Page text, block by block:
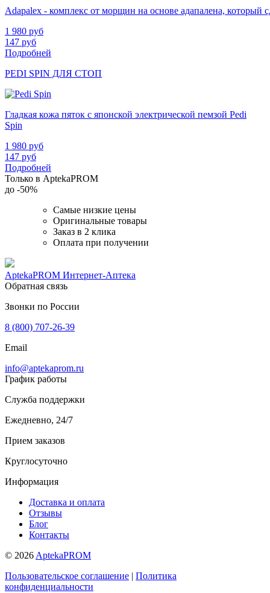
Adapalex - комплекс от морщин на основе адапалена,
1 980 руб
147 руб
Подробней
PEDI SPIN ДЛЯ СТОП
Гладкая кожа пяток с японской электрической пемзой Pedi
Spin
1 980 руб
147 руб
Подробней
Только в AptekaPROM
до -50%
Самые низкие цены
Оригинальные товары
Заказ в 2 клика
Оплата при получении
AptekaPROM Интернет-Аптека
Обратная связь
Звонки по России
8 (800) 707-26-39
Email
info@aptekaprom.ru
График работы
Служба поддержки
Ежедневно, 24/7
Прием заказов
Круглосуточно
Информация
Доставка и оплата
Отзывы
Блог
Контакты
© 2026 AptekaPROM
Пользовательское соглашение | Политика
конфиденциальности